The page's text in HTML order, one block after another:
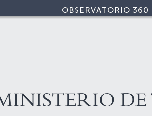
OBSERVATORIO 360